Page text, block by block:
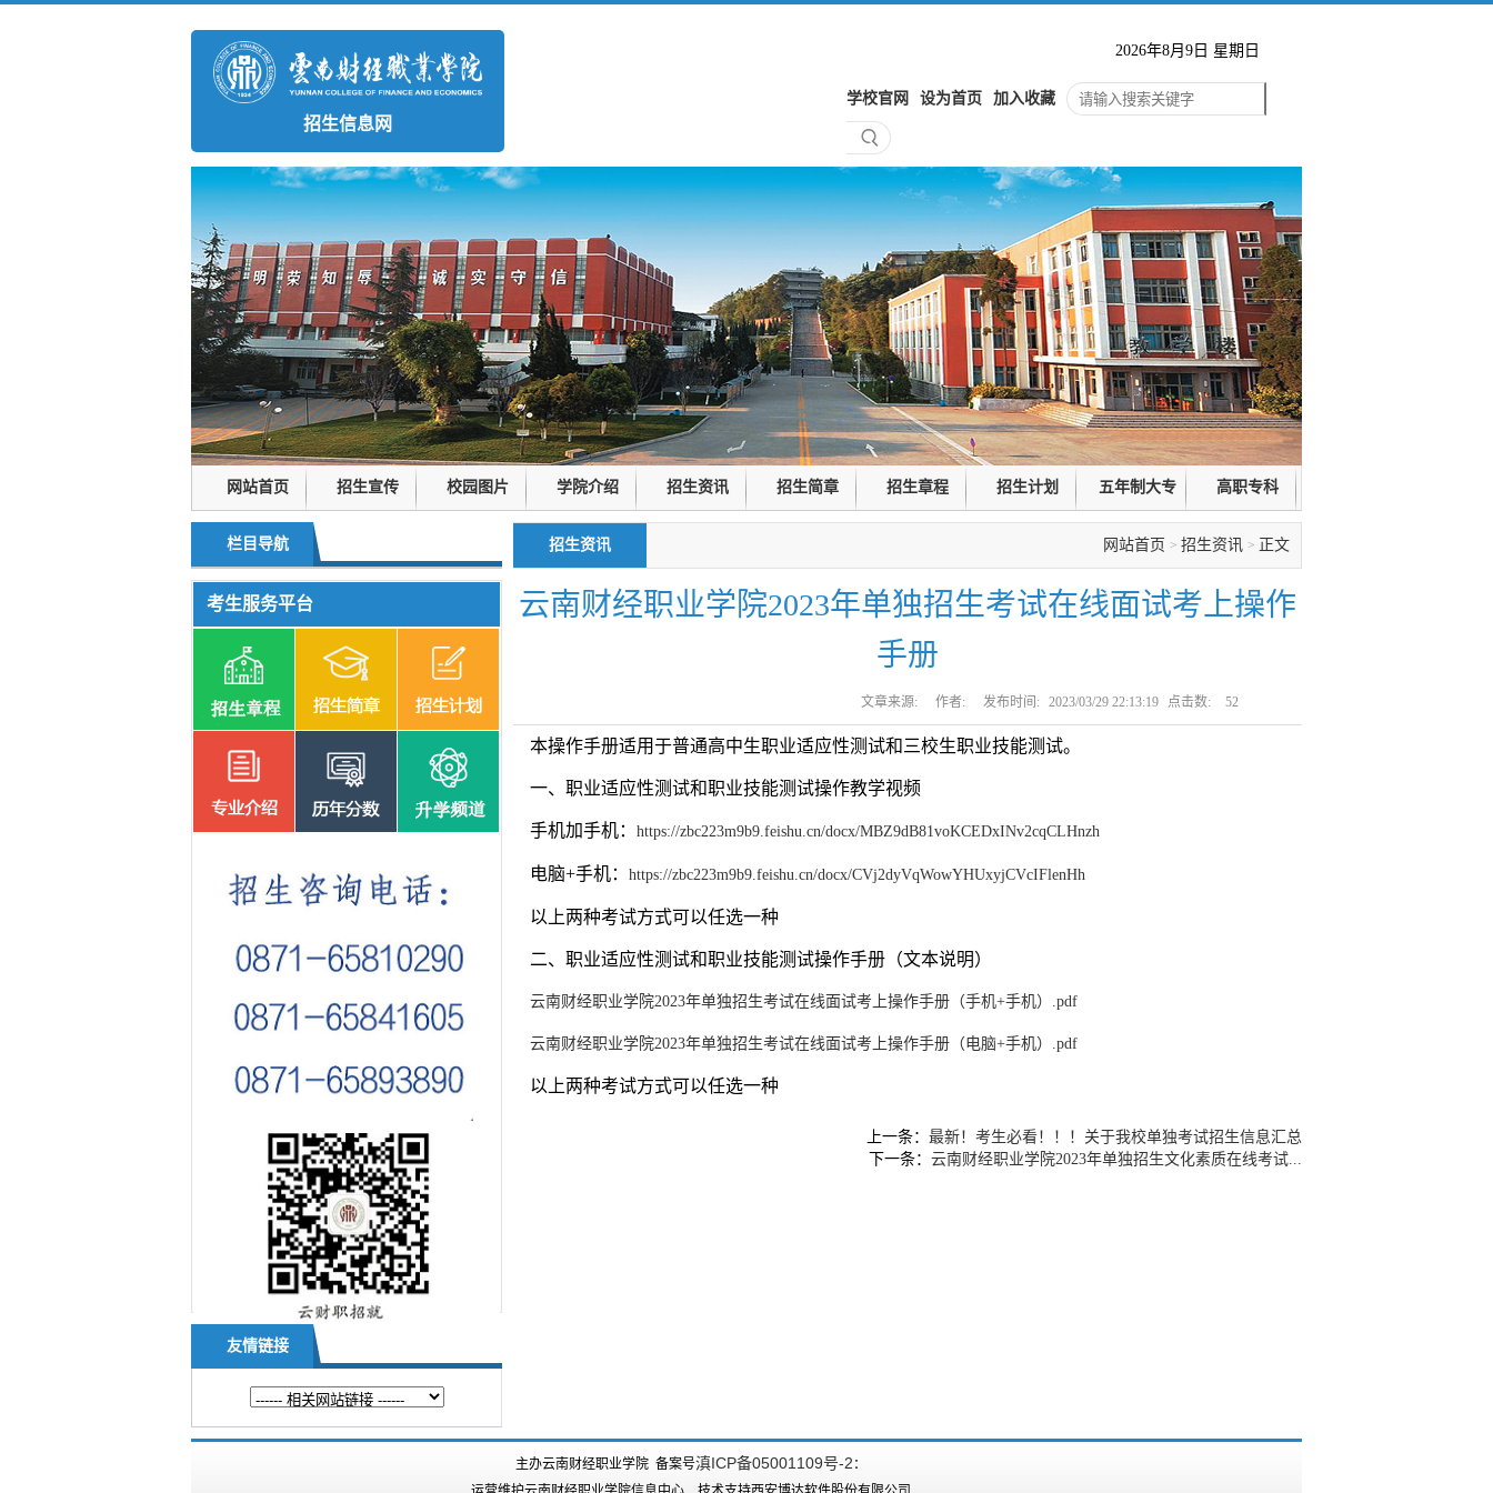
招生信息网
2026年8月9日 星期日
学校官网 设为首页 加入收藏
网站首页 招生宣传 校园图片 学院介绍 招生资讯 招生简章 招生章程 招生计划 五年制大专 高职专科
升学频道
栏目导航
考生服务平台
友情链接
网站首页 > 招生资讯 > 正文
招生资讯
云南财经职业学院2023年单独招生考试在线面试考上操作
手册
文章来源: 作者: 发布时间: 2023/03/29 22:13:19 点击数: 52
本操作手册适用于普通高中生职业适应性测试和三校生职业技能测试。
一、职业适应性测试和职业技能测试操作教学视频
手机加手机： https://zbc223m9b9.feishu.cn/docx/MBZ9dB81voKCEDxINv2cqCLHnzh
电脑+手机： https://zbc223m9b9.feishu.cn/docx/CVj2dyVqWowYHUxyjCVcIFlenHh
以上两种考试方式可以任选一种
二、职业适应性测试和职业技能测试操作手册（文本说明）
云南财经职业学院2023年单独招生考试在线面试考上操作手册（手机+手机）.pdf
云南财经职业学院2023年单独招生考试在线面试考上操作手册（电脑+手机）.pdf
以上两种考试方式可以任选一种
上一条： 最新！考生必看！！！关于我校单独考试招生信息汇总
下一条： 云南财经职业学院2023年单独招生文化素质在线考试...
主办云南财经职业学院 备案号滇ICP备05001109号-2 ：